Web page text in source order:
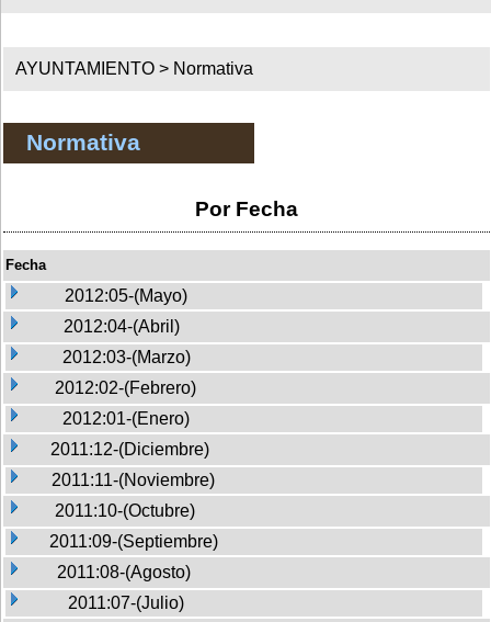
AYUNTAMIENTO > Normativa
Normativa
Por Fecha
Fecha
2012:05-(Mayo)
2012:04-(Abril)
2012:03-(Marzo)
2012:02-(Febrero)
2012:01-(Enero)
2011:12-(Diciembre)
2011:11-(Noviembre)
2011:10-(Octubre)
2011:09-(Septiembre)
2011:08-(Agosto)
2011:07-(Julio)